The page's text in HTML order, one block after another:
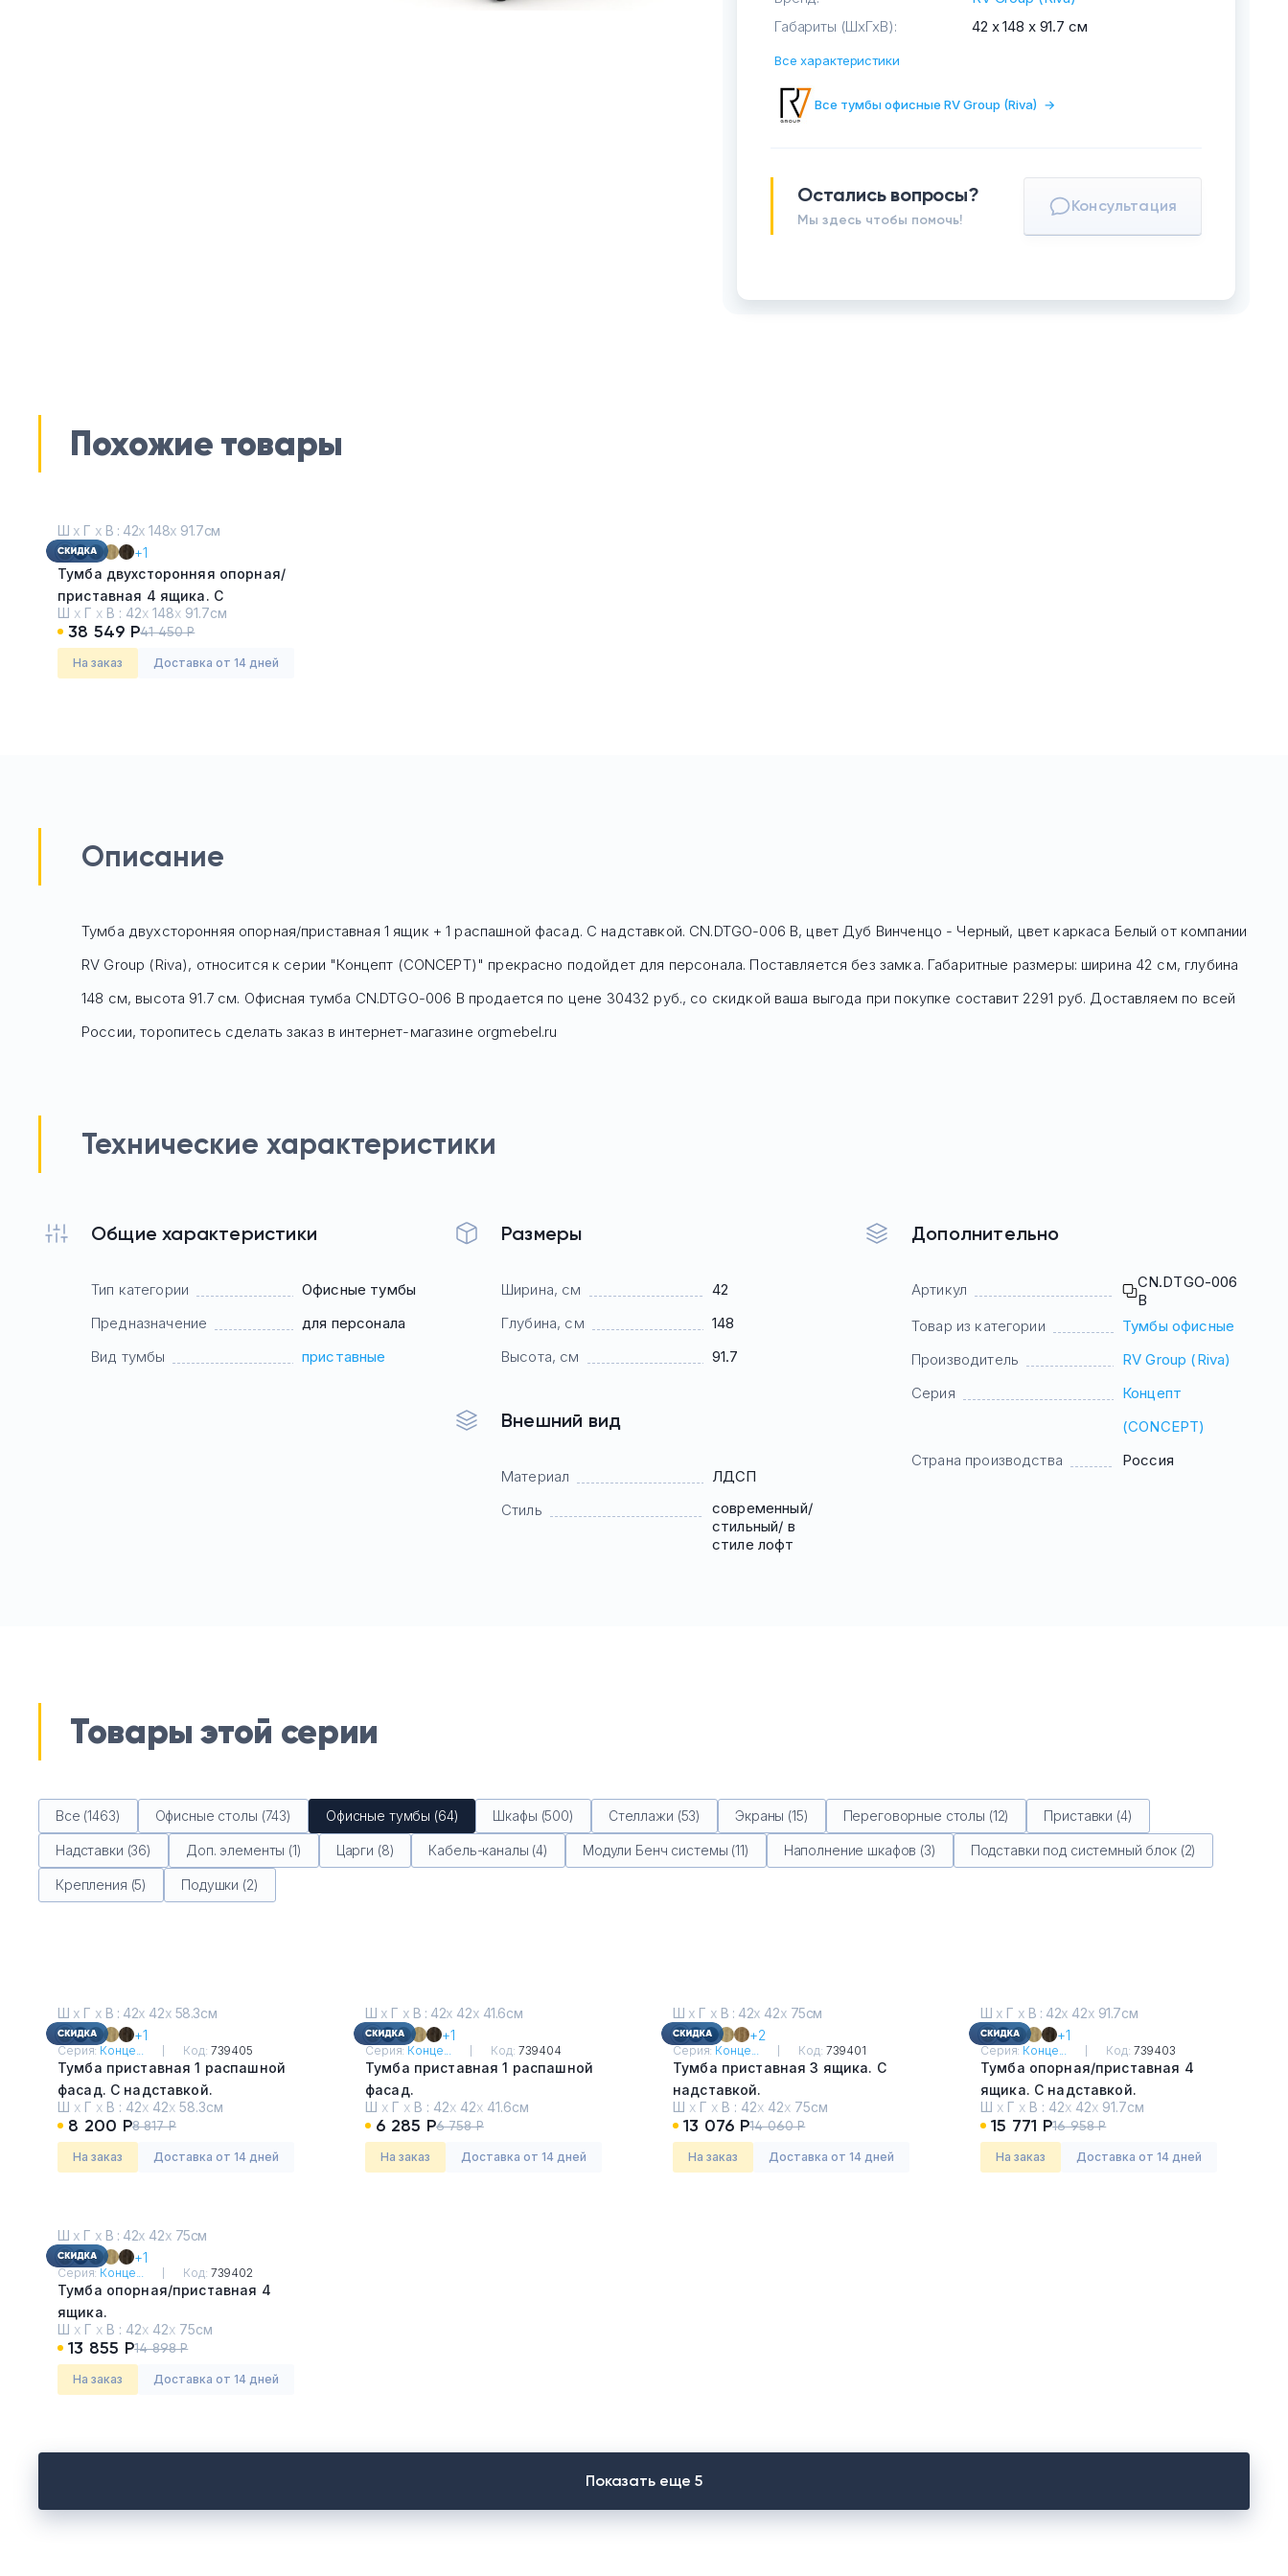
Габариты (ШхГхВ):
42 х 148 х 91.7 см
Все характеристики
Все тумбы офисные RV Group (Riva) →
Остались вопросы?
Мы здесь чтобы помочь!
Консультация
Похожие товары
Ш х Г х В : 42х 148х 91.7см
+1
Тумба двухсторонняя опорная/
приставная 4 ящика. С
надставкой.
Дуб Винченцо - Белый
Ш х Г х В : 42х 148х 91.7см
Серия:Концепт (CONCEPT)
38 549 Р41 450 Р
На заказ Доставка от 14 дней
Описание
Тумба двухсторонняя опорная/приставная 1 ящик + 1 распашной фасад. С надставкой. CN.DTGO-006 B, цвет Дуб Винченцо - Черный, цвет каркаса Белый от компании
RV Group (Riva), относится к серии "Концепт (CONCEPT)" прекрасно подойдет для персонала. Поставляется без замка. Габаритные размеры: ширина 42 см, глубина
148 см, высота 91.7 см. Офисная тумба CN.DTGO-006 B продается по цене 30432 руб., со скидкой ваша выгода при покупке составит 2291 руб. Доставляем по всей
России, торопитесь сделать заказ в интернет-магазине orgmebel.ru
Технические характеристики
Общие характеристики
Тип категории
Офисные тумбы
Предназначение
для персонала
Вид тумбы
приставные
Размеры
Ширина, см
42
Глубина, см
148
Высота, см
91.7
Внешний вид
Материал
ЛДСП
Стиль
современный/
стильный/ в
стиле лофт
Дополнительно
Артикул
CN.DTGO-006
B
Товар из категории
Тумбы офисные
Производитель
RV Group (Riva)
Серия
Концепт
(CONCEPT)
Страна производства
Россия
Товары этой серии
Все (1463) Офисные столы (743) Офисные тумбы (64) Шкафы (500) Стеллажи (53) Экраны (15) Переговорные столы (12) Приставки (4)
Надставки (36) Доп. элементы (1) Царги (8) Кабель-каналы (4) Модули Бенч системы (11) Наполнение шкафов (3) Подставки под системный блок (2)
Крепления (5) Подушки (2)
Ш х Г х В : 42х 42х 58.3см
+1
Серия: Конце... Код: 739405
Тумба приставная 1 распашной
фасад. С надставкой.
Дуб Винченцо - Белый
Ш х Г х В : 42х 42х 58.3см
8 200 Р8 817 Р
На заказ Доставка от 14 дней
Ш х Г х В : 42х 42х 41.6см
+1
Серия: Конце... Код: 739404
Тумба приставная 1 распашной
фасад.
Дуб Винченцо - Белый
Ш х Г х В : 42х 42х 41.6см
6 285 Р6 758 Р
На заказ Доставка от 14 дней
Ш х Г х В : 42х 42х 75см
+2
Серия: Конце... Код: 739401
Тумба приставная 3 ящика. С
надставкой.
Кобо
Ш х Г х В : 42х 42х 75см
13 076 Р14 060 Р
На заказ Доставка от 14 дней
Ш х Г х В : 42х 42х 91.7см
+1
Серия: Конце... Код: 739403
Тумба опорная/приставная 4
ящика. С надставкой.
Дуб Винченцо - Белый
Ш х Г х В : 42х 42х 91.7см
15 771 Р16 958 Р
На заказ Доставка от 14 дней
Ш х Г х В : 42х 42х 75см
+1
Серия: Конце... Код: 739402
Тумба опорная/приставная 4
ящика.
Дуб Винченцо - Белый
Ш х Г х В : 42х 42х 75см
13 855 Р14 898 Р
На заказ Доставка от 14 дней
Показать еще 5